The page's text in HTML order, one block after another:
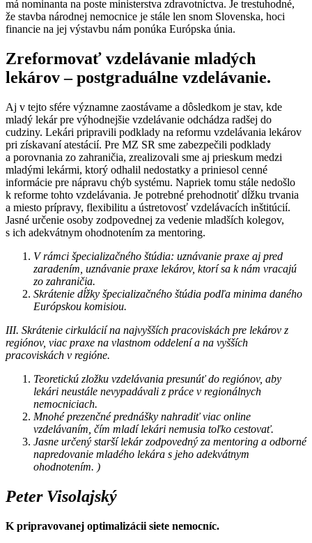
má nominanta na poste ministerstva zdravotníctva. Je trestuhodné,
že stavba národnej nemocnice je stále len snom Slovenska, hoci
financie na jej výstavbu nám ponúka Európska únia.
Zreformovať vzdelávanie mladých
lekárov – postgraduálne vzdelávanie.
Aj v tejto sfére významne zaostávame a dôsledkom je stav, kde
mladý lekár pre výhodnejšie vzdelávanie odchádza radšej do
cudziny. Lekári pripravili podklady na reformu vzdelávania lekárov
pri získavaní atestácií. Pre MZ SR sme zabezpečili podklady
a porovnania zo zahraničia, zrealizovali sme aj prieskum medzi
mladými lekármi, ktorý odhalil nedostatky a priniesol cenné
informácie pre nápravu chýb systému. Napriek tomu stále nedošlo
k reforme tohto vzdelávania. Je potrebné prehodnotiť dĺžku trvania
a miesto prípravy, flexibilitu a ústretovosť vzdelávacích inštitúcií.
Jasné určenie osoby zodpovednej za vedenie mladších kolegov,
s ich adekvátnym ohodnotením za mentoring.
V rámci špecializačného štúdia: uznávanie praxe aj pred
zaradením, uznávanie praxe lekárov, ktorí sa k nám vracajú
zo zahraničia.
Skrátenie dĺžky špecializačného štúdia podľa minima daného
Európskou komisiou.
III. Skrátenie cirkulácií na najvyšších pracoviskách pre lekárov z
regiónov, viac praxe na vlastnom oddelení a na vyšších
pracoviskách v regióne.
Teoretickú zložku vzdelávania presunúť do regiónov, aby
lekári neustále nevypadávali z práce v regionálnych
nemocniciach.
Mnohé prezenčné prednášky nahradiť viac online
vzdelávaním, čím mladí lekári nemusia toľko cestovať.
Jasne určený starší lekár zodpovedný za mentoring a odborné
napredovanie mladého lekára s jeho adekvátnym
ohodnotením. )
Peter Visolajský
K pripravovanej optimalizácii siete nemocníc.